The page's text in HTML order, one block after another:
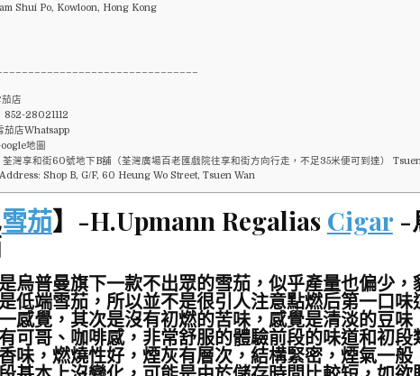
Shui Po, Kowloon, Hong Kong
店
852-28021112
茄店Whatsapp
地圖
荃灣享和街60號地下B舖（荃灣廣場百老匯戲院往享和街方向行走，不足35米便可到達）
Shop B, G/F, 60 Heung Wo Street, Tsuen Wan
雪茄】-H.Upmann Regalias Cigar-
烏普曼旗下一款不出眾的雪茄，似乎產量也偏少，
低端雪茄，所以並不是很引人注意點燃后第一口味
感覺，其次是沒有初燃的苦味，感覺是清淡的豆味
可哥、咖啡感，非常舒服的體驗前段的味道和初段
味，燃燒性好，煙灰有層次，結構緊密，煙氣一般